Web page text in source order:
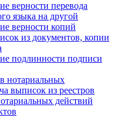
верности перевода
языка на другой
верности копий
из документов, копии
подлинности подписи
нотариальных
выписок из реестров
действий